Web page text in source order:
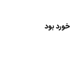
بود